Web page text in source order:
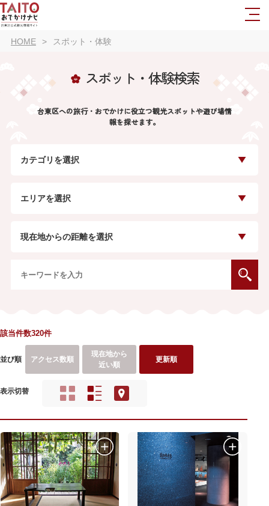
HOME スポット・体験
スポット・体験検索
台東区への旅行・おでかけに役立つ観光スポットや遊び場情
報を探せます。
カテゴリを選択
エリアを選択
現在地からの距離を選択
該当件数320件
並び順 アクセス数順
現在地から
近い順
更新順
表示切替